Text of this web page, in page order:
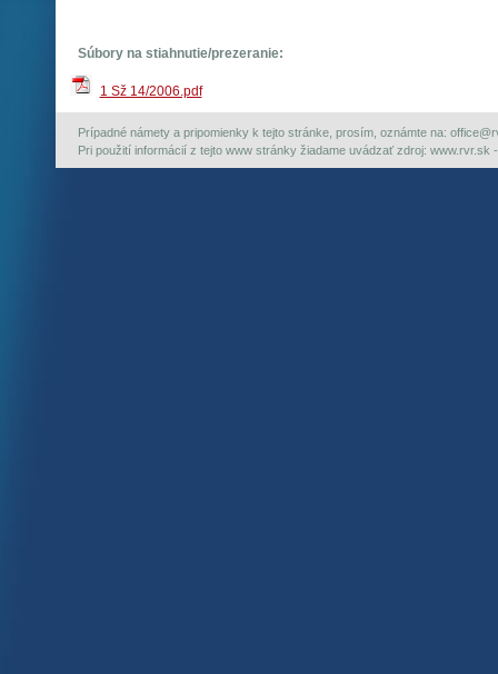
Súbory na stiahnutie/prezeranie:
1 Sž 14/2006.pdf
Prípadné námety a pripomienky k tejto stránke, prosím, oznámte na:
Pri použití informácií z tejto www stránky žiadame uvádzať zdroj: www.rvr.sk